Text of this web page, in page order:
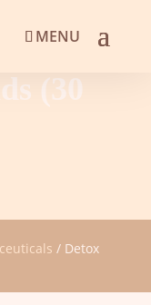
(30
/ Detox